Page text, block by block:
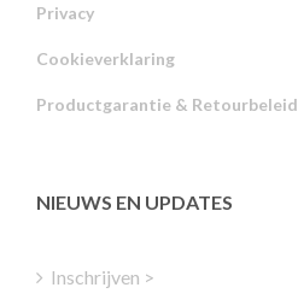
Privacy
Cookieverklaring
Productgarantie & Retourbeleid
NIEUWS EN UPDATES
Inschrijven >